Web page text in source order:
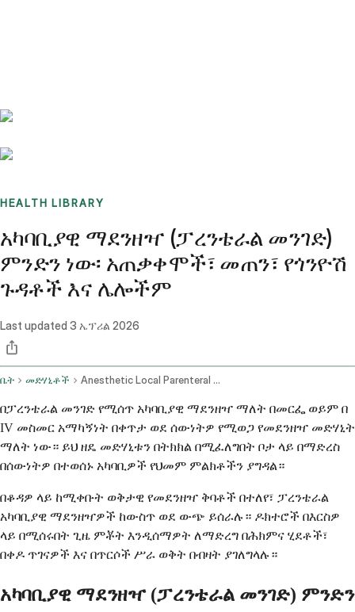
HEALTH LIBRARY
አካባቢያዊ ማደንዘዣ (ፓረንቴራል መንገድ)
ምንድን ነው፡ አጠቃቀሞች፣ መጠን፣ የጎንዮሽ
ጉዳቶች እና ሌሎችም
Last updated 3 ኤፕሪል 2026
ቤት መድሃኒቶች Anesthetic Local Parenteral Route
በፓረንቴራል መንገድ የሚሰጥ አካባቢያዊ ማደንዘዣ ማለት በመርፌ ወይም በ
IV መስመር አማካኝነት በቀጥታ ወደ ሰውነትዎ የሚወጋ የመደንዘዣ መድሃኒት
ማለት ነው። ይህ ዘዴ መድሃኒቱን በትክክል በሚፈለግበት ቦታ ላይ በማድረስ
በሰውነትዎ በተወሰኑ አካባቢዎች የህመም ምልክቶችን ያግዳል።
በቆዳዎ ላይ ከሚቀቡት ወቅታዊ የመደንዘዣ ቅባቶች በተለየ፣ ፓረንቴራል
አካባቢያዊ ማደንዘዣዎች ከውስጥ ወደ ውጭ ይሰራሉ። ዶክተሮች በእርስዎ
ላይ በሚሰሩበት ጊዜ ምቾት እንዲሰማዎት ለማድረግ በሕክምና ሂደቶች፣
በቀዶ ጥገናዎች እና በጥርሶች ሥራ ወቅት በብዛት ያገለግላሉ።
አካባቢያዊ ማደንዘዣ (ፓረንቴራል መንገድ) ምንድን